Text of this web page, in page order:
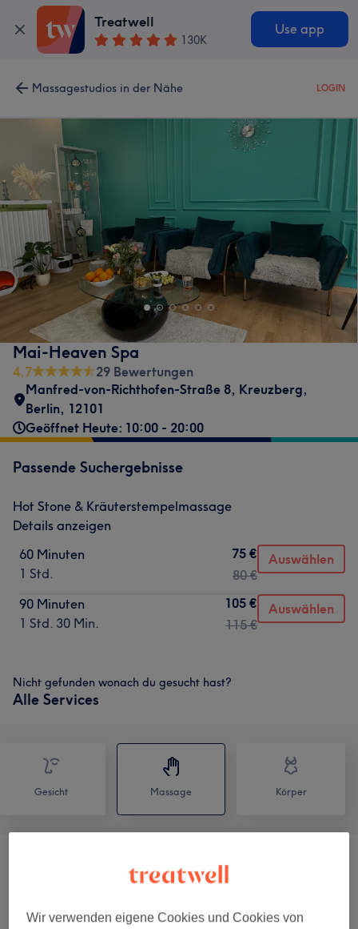
Treatwell
130K
Use app
Massagestudios in der Nähe LOGIN
Mai-Heaven Spa
4,7
29 Bewertungen
Manfred-von-Richthofen-Straße 8, Kreuzberg,
Berlin, 12101
Geöffnet Heute: 10:00 - 20:00
Passende Suchergebnisse
Hot Stone & Kräuterstempelmassage
Details anzeigen
60 Minuten
1 Std.
75 €
80 €
Auswählen
90 Minuten
1 Std. 30 Min.
105 €
115 €
Auswählen
Nicht gefunden wonach du gesucht hast?
Alle Services
Gesicht Massage Körper
Wir verwenden eigene Cookies und Cookies von